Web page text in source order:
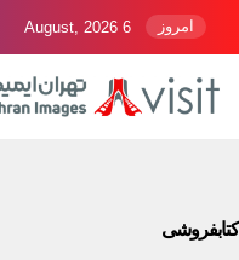
امروز 6 August, 2026
کتابفروشی